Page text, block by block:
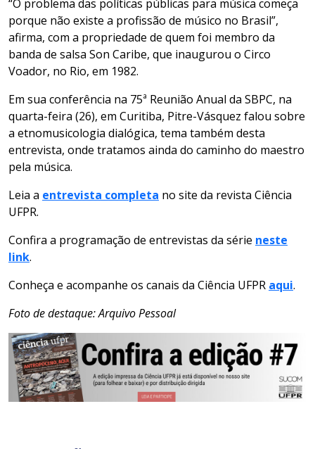
“O problema das políticas públicas para música começa
porque não existe a profissão de músico no Brasil”,
afirma, com a propriedade de quem foi membro da
banda de salsa Son Caribe, que inaugurou o Circo
Voador, no Rio, em 1982.
Em sua conferência na 75ª Reunião Anual da SBPC, na
quarta-feira (26), em Curitiba, Pitre-Vásquez falou sobre
a etnomusicologia dialógica, tema também desta
entrevista, onde tratamos ainda do caminho do maestro
pela música.
Leia a entrevista completa no site da revista Ciência
UFPR.
Confira a programação de entrevistas da série neste
link.
Conheça e acompanhe os canais da Ciência UFPR aqui.
Foto de destaque: Arquivo Pessoal